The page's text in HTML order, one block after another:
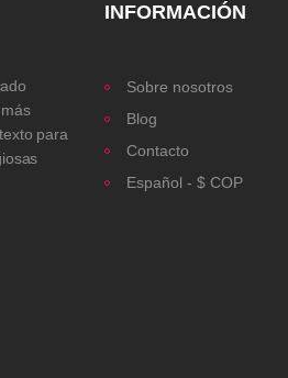
para
INFORMACIÓN
Sobre nosotros
Blog
Contacto
Español - $ COP